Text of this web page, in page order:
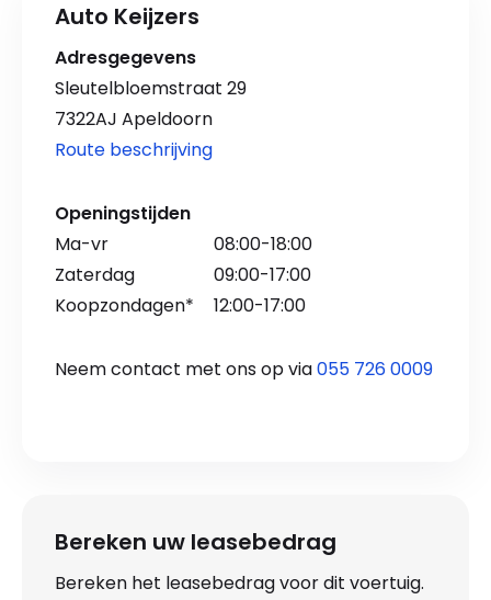
Auto Keijzers
Adresgegevens
Sleutelbloemstraat 29
7322AJ Apeldoorn
Route beschrijving
Openingstijden
Ma-vr
08:00-18:00
Zaterdag
09:00-17:00
Koopzondagen*
12:00-17:00
Neem contact met ons op via055 726 0009
Bereken uw leasebedrag
Bereken het leasebedrag voor dit voertuig.